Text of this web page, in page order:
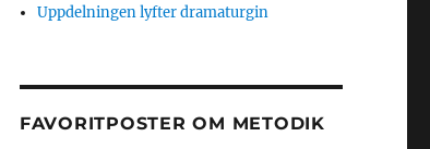
Uppdelningen lyfter dramaturgin
FAVORITPOSTER OM METODIK